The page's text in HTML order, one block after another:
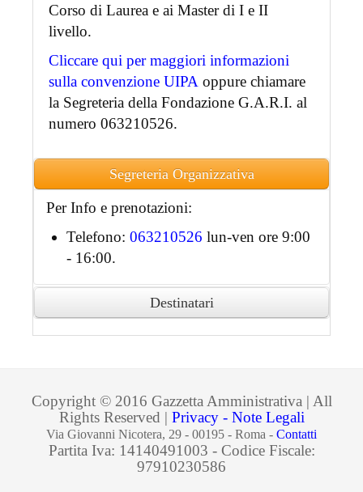
Corso di Laurea e ai Master di I e II
livello.
Cliccare qui per maggiori informazioni
sulla convenzione UIPAoppure chiamare
la Segreteria della Fondazione G.A.R.I. al
numero 063210526.
Segreteria Organizzativa
Per Info e prenotazioni:
Telefono: 063210526 lun-ven ore 9:00
- 16:00.
Destinatari
Ai partecipanti accreditati sarà rilasciato
Copyright © 2016 Gazzetta Amministrativa | All
Rights Reserved | Privacy - Note Legali
Via Giovanni Nicotera, 29 - 00195 - Roma - Contatti
Partita Iva: 14140491003 - Codice Fiscale:
97910230586